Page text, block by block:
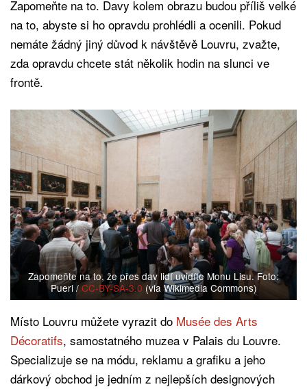
Zapomeňte na to. Davy kolem obrazu budou příliš velké
na to, abyste si ho opravdu prohlédli a ocenili. Pokud
nemáte žádný jiný důvod k návštěvě Louvru, zvažte,
zda opravdu chcete stát několik hodin na slunci ve
frontě.
Zapomeňte na to, že přes dav lidí uvidíte Monu Lisu. Foto:
Pueri /CC-BY-SA-3.0 (via Wikimedia Commons)
Místo Louvru můžete vyrazit do Musée des Arts
Décoratifs, samostatného muzea v Palais du Louvre.
Specializuje se na módu, reklamu a grafiku a jeho
dárkový obchod je jedním z nejlepších designových